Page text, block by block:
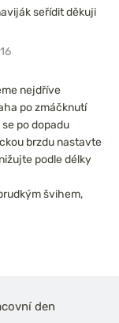
seřídit děkuji
nejdříve
po zmáčknutí
po dopadu
brzdu nastavte
podle délky
švihem,
den